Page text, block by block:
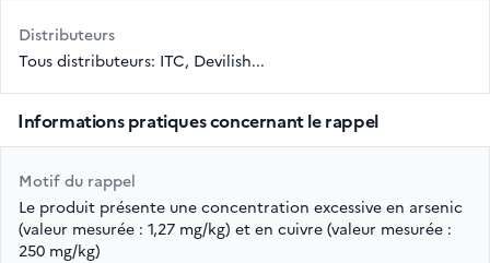
Distributeurs
Tous distributeurs: ITC, Devilish...
Informations pratiques concernant le rappel
Motif du rappel
Le produit présente une concentration excessive en arsenic
(valeur mesurée : 1,27 mg/kg) et en cuivre (valeur mesurée :
250 mg/kg)